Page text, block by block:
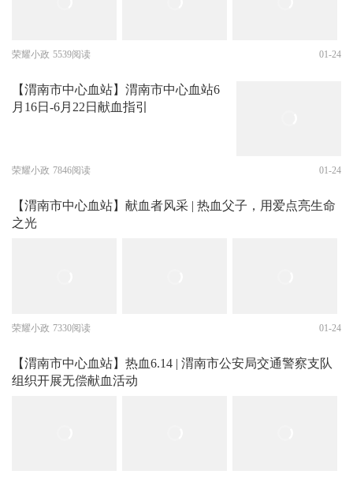
荣耀小政 5539阅读 01-24
【渭南市中心血站】渭南市中心血站6
月16日-6月22日献血指引
荣耀小政 7846阅读 01-24
【渭南市中心血站】献血者风采 | 热血父子，用爱点亮生命
之光
荣耀小政 7330阅读 01-24
【渭南市中心血站】热血6.14 | 渭南市公安局交通警察支队
组织开展无偿献血活动